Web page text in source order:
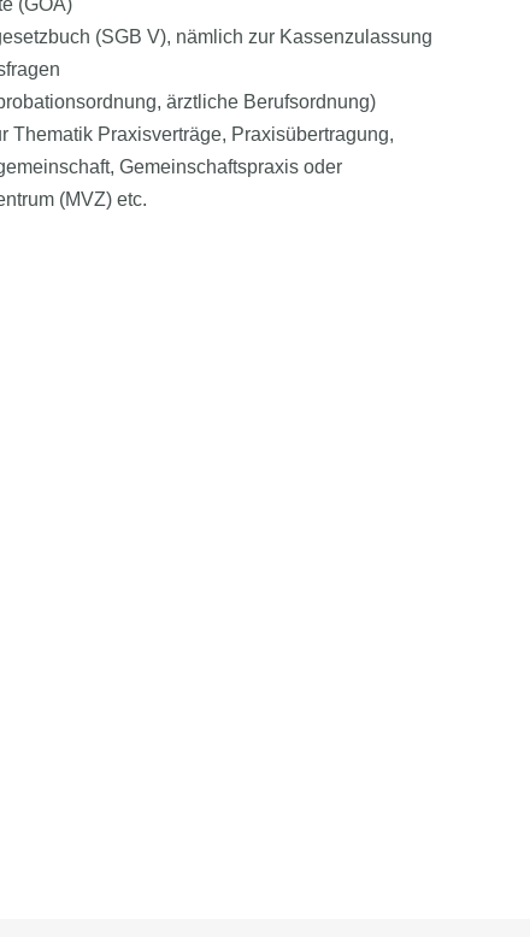
(SGB V), nämlich zur Kassenzulassung
ärztliche Berufsordnung)
Thematik Praxisverträge, Praxisübertragung,
Gemeinschaftspraxis oder
(MVZ) etc.